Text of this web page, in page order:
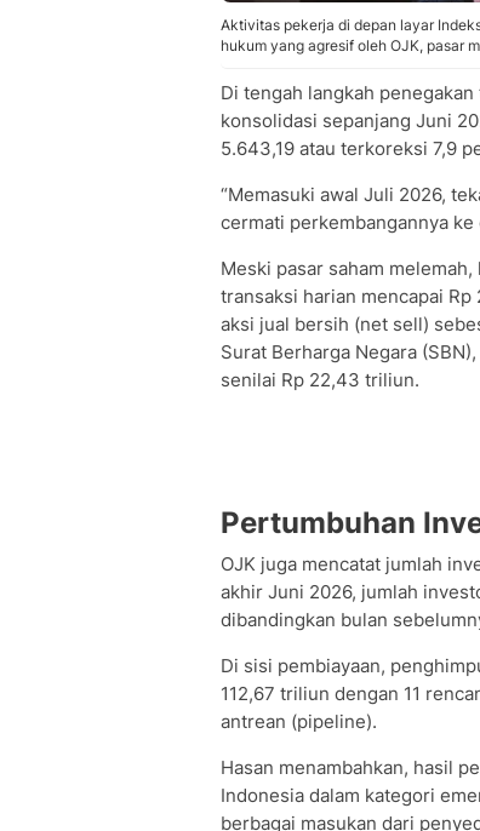
Aktivitas pekerja di depan layar
hukum yang agresif oleh OJK, pasar
Di tengah langkah
konsolidasi sepanjang Juni
5.643,19 atau terkoreksi 7,9
“Memasuki awal Juli 2026,
cermati perkembangannya ke
Meski pasar saham
transaksi harian mencapai
aksi jual bersih (net sell)
Surat Berharga Negara
senilai Rp 22,43 triliun.
Pertumbuhan
OJK juga mencatat jumlah
akhir Juni 2026, jumlah
dibandingkan bulan
Di sisi pembiayaan,
112,67 triliun dengan 11
antrean (pipeline).
Hasan menambahkan, hasil
Indonesia dalam kategori
berbagai masukan dari